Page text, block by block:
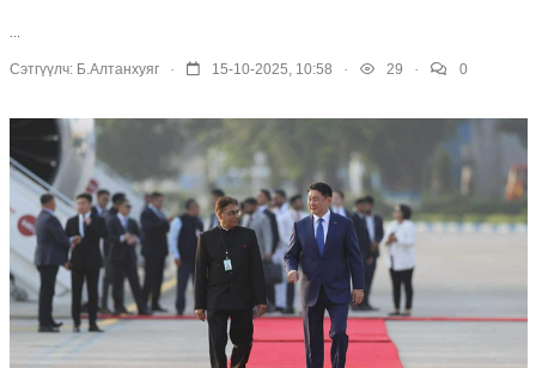
Сэтгүүлч: Б.Алтанхуяг . 15-10-2025, 10:58 . 29 . 0